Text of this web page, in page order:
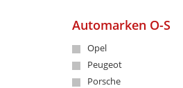
Automarken O-S
Opel
Peugeot
Porsche